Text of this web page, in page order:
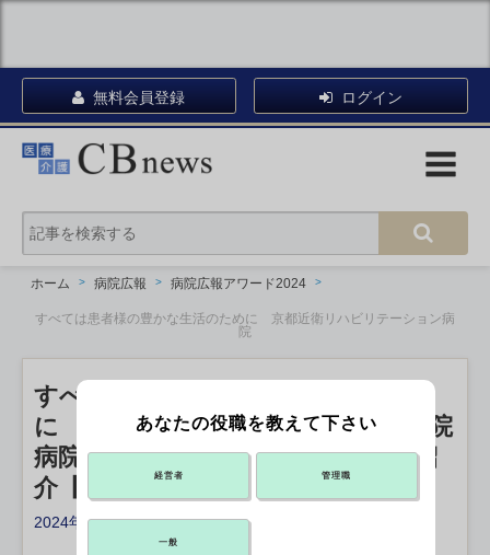
無料会員登録 ログイン
ホーム 病院広報 病院広報アワード2024
すべては患者様の豊かな生活のために 京都近衛リハビリテーション病
院
すべては患者様の豊かな生活のため
に 京都近衛リハビリテーション病院
病院広報アワード2024 エントリー紹
介【Webサイト部門】
2024年05月26日 04:48
リンクをコピー
あなたの役職を教えて下さい
経営者 管理職
一般